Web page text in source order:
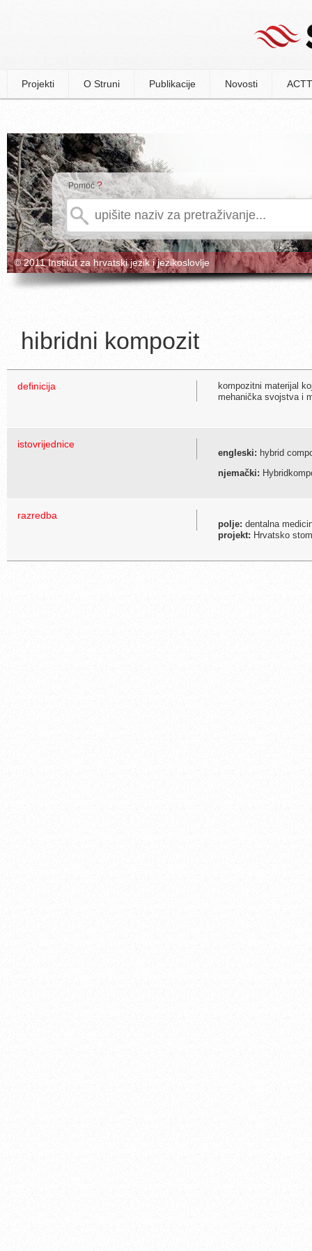
Projekti O Struni Publikacije Novosti
Pomoć?
© 2011 Institut za hrvatski jezik i jezikoslovlje
hibridni kompozit
definicija
kompozitni materijal
mehanička svojstva i
istovrijednice
engleski: hybrid
njemački:
razredba
polje: dentalna
projekt: Hrvatsko